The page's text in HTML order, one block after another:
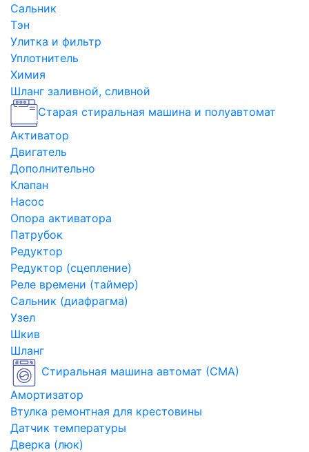
Сальник
Тэн
Улитка и фильтр
Уплотнитель
Химия
Шланг заливной, сливной
Старая стиральная машина и полуавтомат
Активатор
Двигатель
Дополнительно
Клапан
Насос
Опора активатора
Патрубок
Редуктор
Редуктор (сцепление)
Реле времени (таймер)
Сальник (диафрагма)
Узел
Шкив
Шланг
Стиральная машина автомат (СМА)
Амортизатор
Втулка ремонтная для крестовины
Датчик температуры
Дверка (люк)